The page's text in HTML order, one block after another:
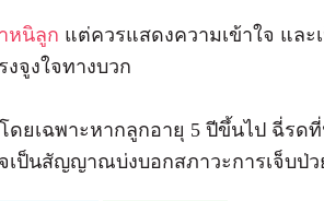
หนิลูก แต่ควรแสดงความเข้าใจ และ
จูงใจทางบวก
โดยเฉพาะหากลูกอายุ 5 ปีขึ้นไป ฉี่ร
เป็นสัญญาณบ่งบอกสภาวะการเจ็บป่